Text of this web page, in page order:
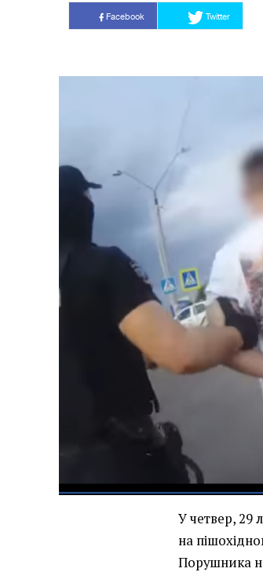
Facebook Twitter
У четвер, 29
на
Порушника